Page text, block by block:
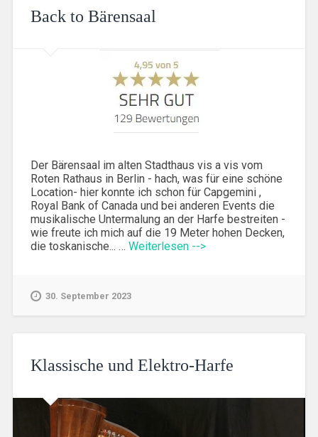
Back to Bärensaal
Der Bärensaal im alten Stadthaus vis a vis vom
Roten Rathaus in Berlin - hach, was für eine schöne
Location- hier konnte ich schon für Capgemini ,
Royal Bank of Canada und bei anderen Events die
musikalische Untermalung an der Harfe bestreiten -
wie freute ich mich auf die 19 Meter hohen Decken,
die toskanische... … Weiterlesen -->
30. September 2023
Klassische und Elektro-Harfe